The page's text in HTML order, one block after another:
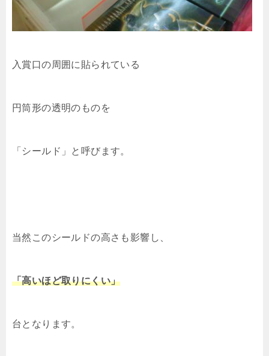
入賞口の周囲に貼られている
円筒形の透明のものを
「シールド」と呼びます。
当然このシールドの高さも影響し、
「高いほど取りにくい」
台となります。